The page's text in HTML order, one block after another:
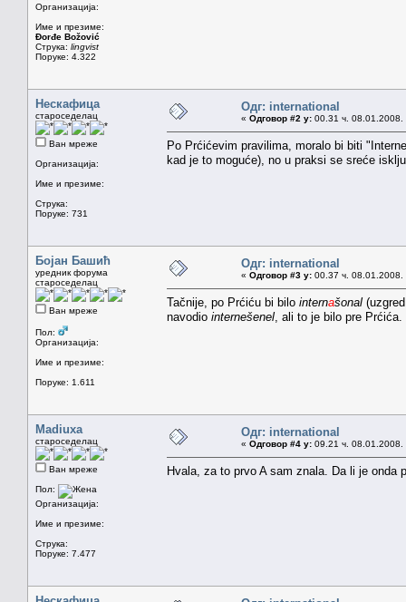
Организација:
Име и презиме:
Đorđe Božović
Струка: lingvist
Поруке: 4.322
Нескафица
староседелац
Ван мреже
Организација:
Име и презиме:
Струка:
Поруке: 731
Одг: international
« Одговор #2 у: 00.31 ч. 08.01.2008.
Po Prćićevim pravilima, moralo bi biti
kad je to moguće), no u praksi se sreće
Бојан Башић
уредник форума
староседелац
Ван мреже
Пол:
Организација:
Име и презиме:
Поруке: 1.611
Одг: international
« Одговор #3 у: 00.37 ч. 08.01.2008.
Tačnije, po Prćiću bi bilo internašonal
navodio internešenel , ali to je bilo pre Prćića.
Madiuxa
староседелац
Ван мреже
Пол:
Организација:
Име и презиме:
Струка:
Поруке: 7.477
Одг: international
« Одговор #4 у: 09.21 ч. 08.01.2008.
Hvala, za to prvo A sam znala. Da li je onda